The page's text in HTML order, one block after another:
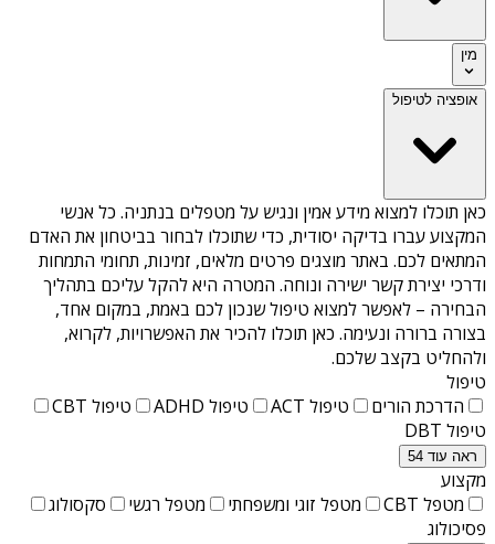
מין
אופציה לטיפול
כאן תוכלו למצוא מידע אמין ונגיש על מטפלים בנתניה. כל אנשי
המקצוע עברו בדיקה יסודית, כדי שתוכלו לבחור בביטחון את האדם
המתאים לכם. באתר מוצגים פרטים מלאים, זמינות, תחומי התמחות
ודרכי יצירת קשר ישירה ונוחה. המטרה היא להקל עליכם בתהליך
הבחירה – לאפשר למצוא טיפול שנכון לכם באמת, במקום אחד,
בצורה ברורה ונעימה. כאן תוכלו להכיר את האפשרויות, לקרוא,
ולהחליט בקצב שלכם.
טיפול
הדרכת הורים
טיפול ACT טיפול ADHD
טיפול CBT
טיפול DBT
ראה עוד 54
מקצוע
מטפל CBT
מטפל זוגי ומשפחתי מטפל רגשי
סקסולוג
פסיכולוג